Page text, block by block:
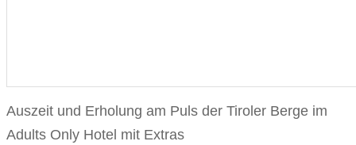
Auszeit und Erholung am Puls der Tiroler Berge im
Adults Only Hotel mit Extras